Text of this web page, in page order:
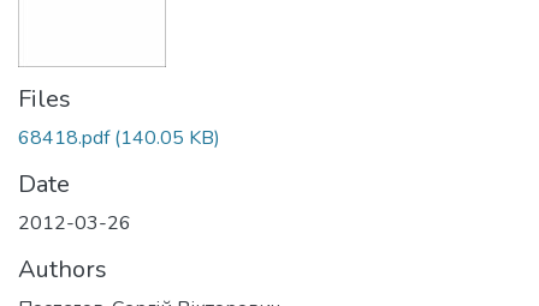
Files
68418.pdf(140.05 KB)
Date
2012-03-26
Authors